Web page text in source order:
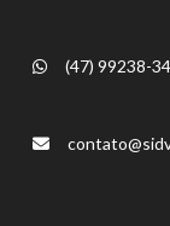
(47) 99238-